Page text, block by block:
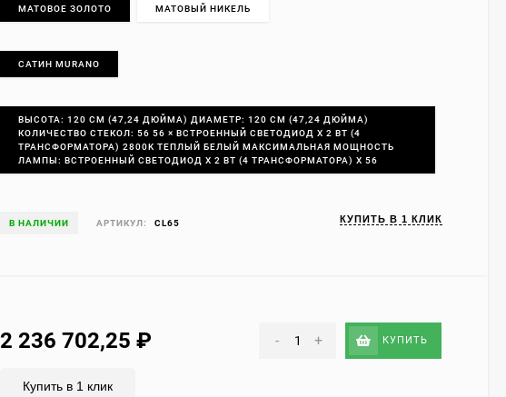
МАТОВОЕ ЗОЛОТО МАТОВЫЙ НИКЕЛЬ
САТИН MURANO
ВЫСОТА: 120 СМ (47,24 ДЮЙМА) ДИАМЕТР: 120 СМ (47,24 ДЮЙМА)
КОЛИЧЕСТВО СТЕКОЛ: 56 56 × ВСТРОЕННЫЙ СВЕТОДИОД X 2 ВТ (4
ТРАНСФОРМАТОРА) 2800K ТЕПЛЫЙ БЕЛЫЙ МАКСИМАЛЬНАЯ МОЩНОСТЬ
ЛАМПЫ: ВСТРОЕННЫЙ СВЕТОДИОД X 2 ВТ (4 ТРАНСФОРМАТОРА) X 56
В НАЛИЧИИ АРТИКУЛ: CL65 КУПИТЬ В 1 КЛИК
2 236 702,25₽ - + КУПИТЬ
Купить в 1 клик